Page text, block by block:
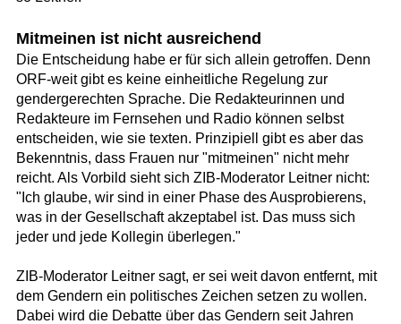
Mitmeinen ist nicht ausreichend
Die Entscheidung habe er für sich allein getroffen. Denn
ORF-weit gibt es keine einheitliche Regelung zur
gendergerechten Sprache. Die Redakteurinnen und
Redakteure im Fernsehen und Radio können selbst
entscheiden, wie sie texten. Prinzipiell gibt es aber das
Bekenntnis, dass Frauen nur "mitmeinen" nicht mehr
reicht. Als Vorbild sieht sich ZIB-Moderator Leitner nicht:
"Ich glaube, wir sind in einer Phase des Ausprobierens,
was in der Gesellschaft akzeptabel ist. Das muss sich
jeder und jede Kollegin überlegen."
ZIB-Moderator Leitner sagt, er sei weit davon entfernt, mit
dem Gendern ein politisches Zeichen setzen zu wollen.
Dabei wird die Debatte über das Gendern seit Jahren